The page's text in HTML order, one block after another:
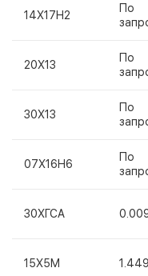
14Х17Н2
По
20Х13
По
30Х13
По
07Х16Н6
По
30ХГСА
15Х5М 1.449